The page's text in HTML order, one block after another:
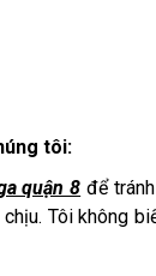
tôi:
quận 8 để
Tôi không